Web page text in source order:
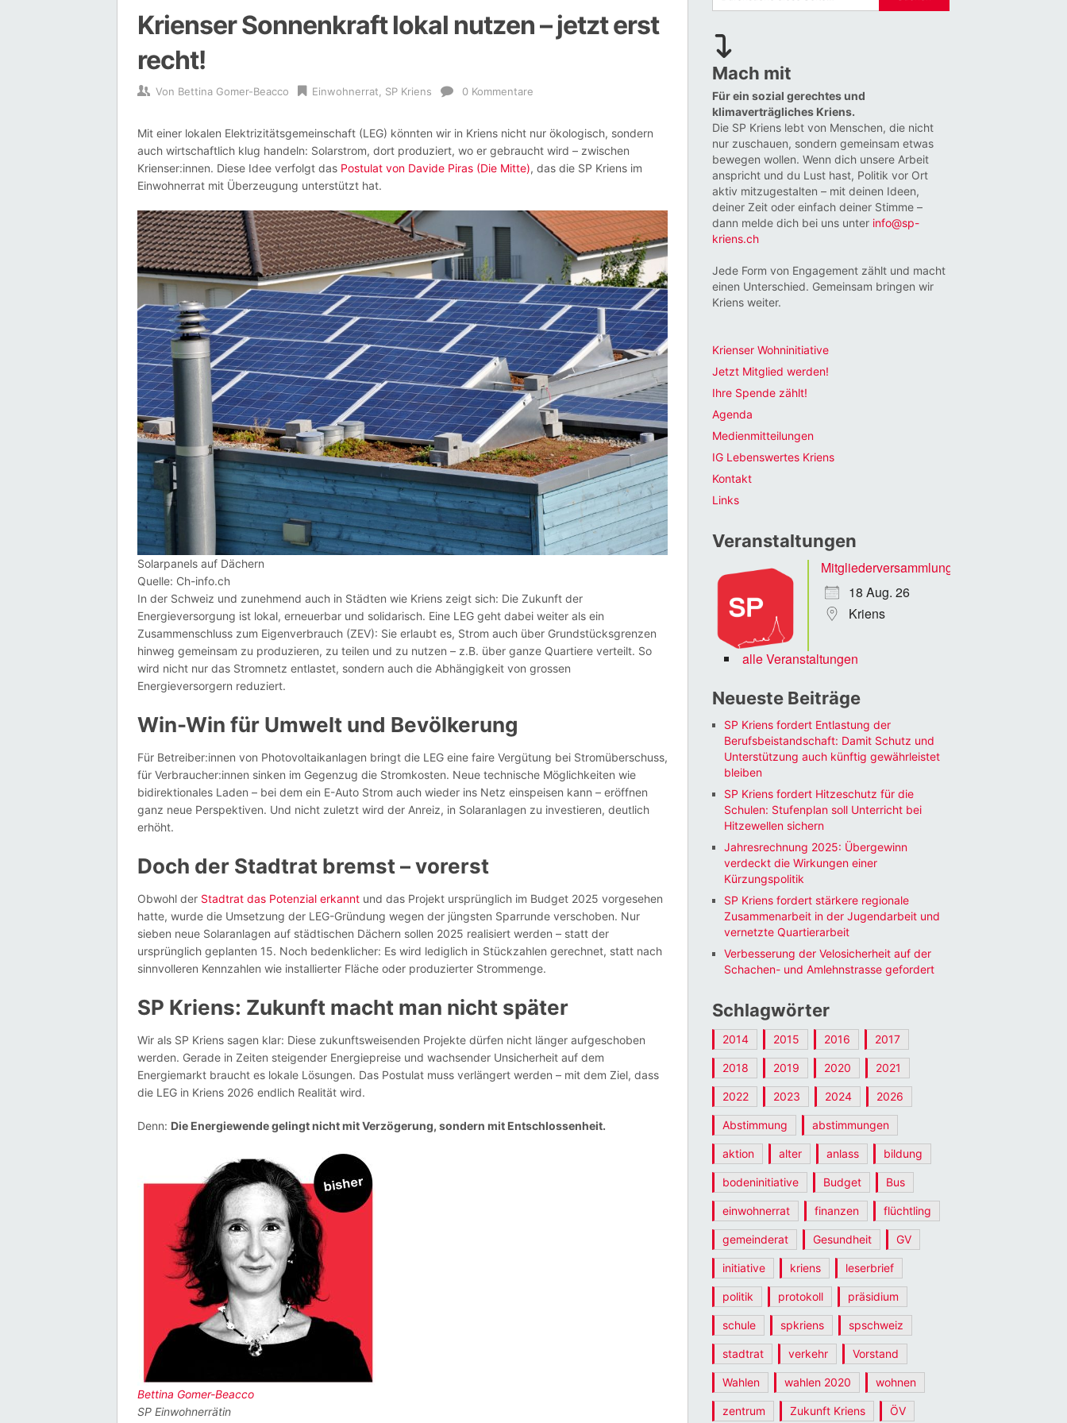
Krienser Sonnenkraft lokal nutzen – jetzt erst
recht!
Von Bettina Gomer-Beacco Einwohnerrat SP Kriens 0 Kommentare
Mit einer lokalen Elektrizitätsgemeinschaft (LEG) könnten wir in Kriens nicht nur ökologisch, sondern
auch wirtschaftlich klug handeln: Solarstrom, dort produziert, wo er gebraucht wird – zwischen
Krienser:innen. Diese Idee verfolgt das Postulat von Davide Piras (Die Mitte), das die SP Kriens im
Einwohnerrat mit Überzeugung unterstützt hat.
Solarpanels auf Dächern
Quelle: Ch-info.ch
In der Schweiz und zunehmend auch in Städten wie Kriens zeigt sich: Die Zukunft der
Energieversorgung ist lokal, erneuerbar und solidarisch. Eine LEG geht dabei weiter als ein
Zusammenschluss zum Eigenverbrauch (ZEV): Sie erlaubt es, Strom auch über Grundstücksgrenzen
hinweg gemeinsam zu produzieren, zu teilen und zu nutzen – z.B. über ganze Quartiere verteilt. So
wird nicht nur das Stromnetz entlastet, sondern auch die Abhängigkeit von grossen
Energieversorgern reduziert.
Win-Win für Umwelt und Bevölkerung
Für Betreiber:innen von Photovoltaikanlagen bringt die LEG eine faire Vergütung bei Stromüberschuss,
für Verbraucher:innen sinken im Gegenzug die Stromkosten. Neue technische Möglichkeiten wie
bidirektionales Laden – bei dem ein E-Auto Strom auch wieder ins Netz einspeisen kann – eröffnen
ganz neue Perspektiven. Und nicht zuletzt wird der Anreiz, in Solaranlagen zu investieren, deutlich
erhöht.
Doch der Stadtrat bremst – vorerst
Obwohl der Stadtrat das Potenzial erkannt und das Projekt ursprünglich im Budget 2025 vorgesehen
hatte, wurde die Umsetzung der LEG-Gründung wegen der jüngsten Sparrunde verschoben. Nur
sieben neue Solaranlagen auf städtischen Dächern sollen 2025 realisiert werden – statt der
ursprünglich geplanten 15. Noch bedenklicher: Es wird lediglich in Stückzahlen gerechnet, statt nach
sinnvolleren Kennzahlen wie installierter Fläche oder produzierter Strommenge.
SP Kriens: Zukunft macht man nicht später
Wir als SP Kriens sagen klar: Diese zukunftsweisenden Projekte dürfen nicht länger aufgeschoben
werden. Gerade in Zeiten steigender Energiepreise und wachsender Unsicherheit auf dem
Energiemarkt braucht es lokale Lösungen. Das Postulat muss verlängert werden – mit dem Ziel, dass
die LEG in Kriens 2026 endlich Realität wird.
Denn: Die Energiewende gelingt nicht mit Verzögerung, sondern mit Entschlossenheit.
Bettina Gomer-Beacco
SP Einwohnerrätin
Mach mit
Für ein sozial gerechtes und
klimaverträgliches Kriens.
Die SP Kriens lebt von Menschen, die nicht
nur zuschauen, sondern gemeinsam etwas
bewegen wollen. Wenn dich unsere Arbeit
anspricht und du Lust hast, Politik vor Ort
aktiv mitzugestalten – mit deinen Ideen,
deiner Zeit oder einfach deiner Stimme –
dann melde dich bei uns unter info@sp-
kriens.ch
Jede Form von Engagement zählt und macht
einen Unterschied. Gemeinsam bringen wir
Kriens weiter.
Krienser Wohninitiative
Jetzt Mitglied werden!
Ihre Spende zählt!
Agenda
Medienmitteilungen
IG Lebenswertes Kriens
Kontakt
Links
Veranstaltungen
Mitgliederversammlung
18 Aug. 26
Kriens
alle Veranstaltungen
Neueste Beiträge
SP Kriens fordert Entlastung der
Berufsbeistandschaft: Damit Schutz und
Unterstützung auch künftig gewährleistet
bleiben
SP Kriens fordert Hitzeschutz für die
Schulen: Stufenplan soll Unterricht bei
Hitzewellen sichern
Jahresrechnung 2025: Übergewinn
verdeckt die Wirkungen einer
Kürzungspolitik
SP Kriens fordert stärkere regionale
Zusammenarbeit in der Jugendarbeit und
vernetzte Quartierarbeit
Verbesserung der Velosicherheit auf der
Schachen- und Amlehnstrasse gefordert
Schlagwörter
2014 2015 2016 2017
2018 2019 2020 2021
2022 2023 2024 2026
Abstimmung abstimmungen
aktion alter anlass bildung
bodeninitiative Budget Bus
einwohnerrat finanzen flüchtling
gemeinderat Gesundheit GV
initiative kriens leserbrief
politik protokoll präsidium
schule spkriens spschweiz
stadtrat verkehr Vorstand
Wahlen wahlen 2020 wohnen
zentrum Zukunft Kriens ÖV